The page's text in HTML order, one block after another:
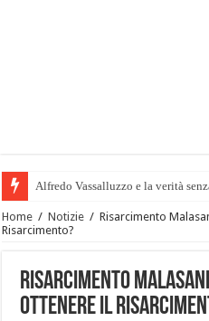
Alfredo Vassalluzzo e la verità
Il Metodo più Efficace per
Home / Notizie / Risarcimento
Risarcimento?
Risarcimento
Ottenere il